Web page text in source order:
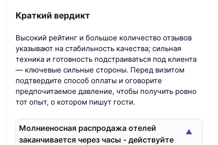
Краткий вердикт
Высокий рейтинг и большое количество отзывов
указывают на стабильность качества; сильная
техника и готовность подстраиваться под клиента
— ключевые сильные стороны. Перед визитом
подтвердите способ оплаты и оговорите
предпочитаемое давление, чтобы получить ровно
тот опыт, о котором пишут гости.
Молниеносная распродажа отелей
заканчивается через часы - действуйте
▲